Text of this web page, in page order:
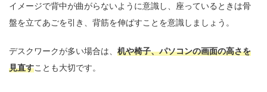
イメージで背中が曲がらないように意識し、座っているときは骨
盤を立てあごを引き、背筋を伸ばすことを意識しましょう。
デスクワークが多い場合は、 机や椅子、パソコンの画面の高さを
見直すことも大切です。